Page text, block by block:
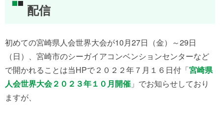
配信
初めての宮崎県人会世界大会が10月27日（金）～29日
（日）、宮崎市のシーガイアコンベンションセンターなど
で開かれることは当HPで２０２２年７月１６日付「宮崎県
人会世界大会２０２３年１０月開催 」でお知らせしており
ますが、